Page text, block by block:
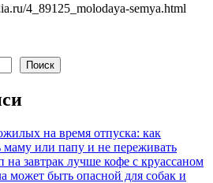
4_89125_molodaya-semya.html
Поиск
на время отпуска: как
маму или папу и не переживать
завтрак лучше кофе с круассаном
может быть опасной для собак и